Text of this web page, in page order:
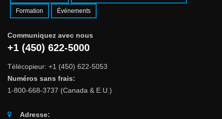
Formation Événements
Communiquez avec nous
+1 (450) 622-5000
Télécopieur: +1 (450) 622-5053
Numéros sans frais:
1-800-668-3737 (Canada & E.U.)
Adresse: